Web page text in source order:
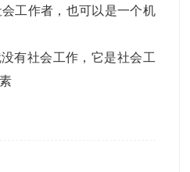
工作者，也可以是一个机
有社会工作，它是社会工